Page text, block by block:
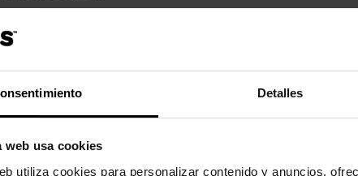
Detalles
web usa cookies
utiliza cookies para personalizar contenido y anuncios,
produto também compraram: